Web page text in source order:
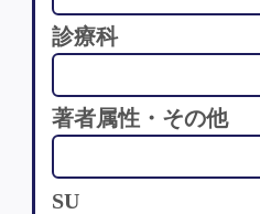
診療科
著者属性・その他
SU